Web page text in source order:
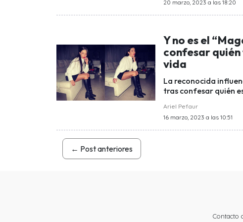
20 marzo, 2023 a las 18:20
Y no es el
confesar
vida
La reconocida
tras confesar quién
Ariel Pefaur
16 marzo, 2023 a las 10:51
← Post anteriores
Contacto